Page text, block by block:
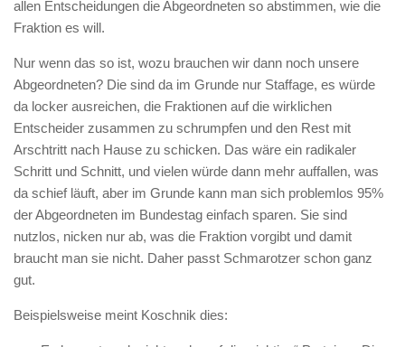
allen Entscheidungen die Abgeordneten so abstimmen, wie die
Fraktion es will.
Nur wenn das so ist, wozu brauchen wir dann noch unsere
Abgeordneten? Die sind da im Grunde nur Staffage, es würde
da locker ausreichen, die Fraktionen auf die wirklichen
Entscheider zusammen zu schrumpfen und den Rest mit
Arschtritt nach Hause zu schicken. Das wäre ein radikaler
Schritt und Schnitt, und vielen würde dann mehr auffallen, was
da schief läuft, aber im Grunde kann man sich problemlos 95%
der Abgeordneten im Bundestag einfach sparen. Sie sind
nutzlos, nicken nur ab, was die Fraktion vorgibt und damit
braucht man sie nicht. Daher passt Schmarotzer schon ganz
gut.
Beispielsweise meint Koschnik dies: